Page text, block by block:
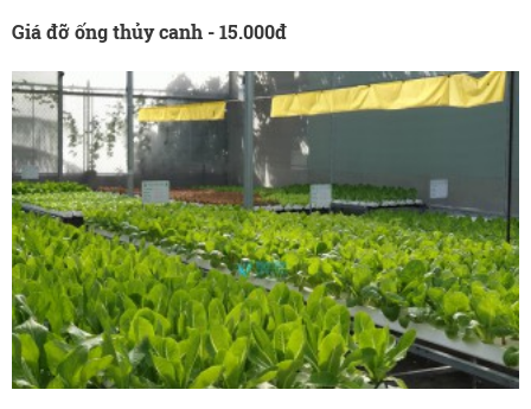
Giá đỡ ống thủy canh - 15.000đ